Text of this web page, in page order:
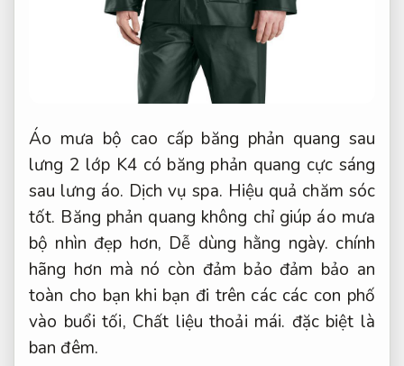
Áo mưa bộ cao cấp băng phản quang sau
lưng 2 lớp K4 có băng phản quang cực sáng
sau lưng áo. Dịch vụ spa. Hiệu quả chăm sóc
tốt. Băng phản quang không chỉ giúp áo mưa
bộ nhìn đẹp hơn, Dễ dùng hằng ngày. chính
hãng hơn mà nó còn đảm bảo đảm bảo an
toàn cho bạn khi bạn đi trên các các con phố
vào buổi tối, Chất liệu thoải mái. đặc biệt là
ban đêm.